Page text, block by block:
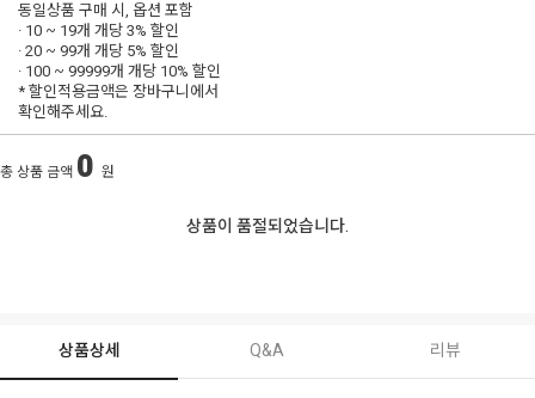
동일상품 구매 시, 옵션 포함
· 10 ~ 19개 개당3% 할인
· 20 ~ 99개 개당 5% 할인
· 100 ~ 99999개 개당 10% 할인
* 할인적용금액은 장바구니에서
확인해주세요.
총 상품 금액 0 원
상품이 품절되었습니다.
상품상세 Q&A 리뷰